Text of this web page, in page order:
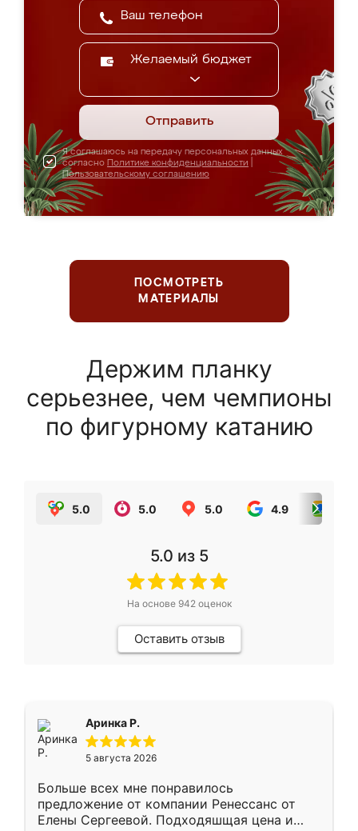
Желаемый бюджет
Отправить
Я соглашаюсь на передачу персональных данных
согласно Политике конфиденциальности
Пользовательскому соглашению
ПОСМОТРЕТЬ
МАТЕРИАЛЫ
Держим планку
серьезнее, чем чемпионы
по фигурному катанию
5.0 5.0 5.0 4.9
5.0 из 5
На основе 942оценок
Оставить отзыв
Аринка Р.
5 августа 2026
Больше всех мне понравилось
предложение от компании Ренессанс от
Елены Сергеевой. Подходяшщая цена и